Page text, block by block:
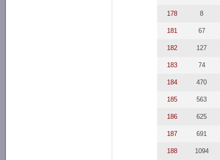
178 8
181 67
182 127
183 74
184 470
185 563
186 625
187 691
188 1094